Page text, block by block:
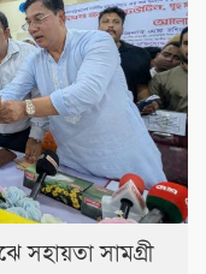
সহায়তা সামগ্রী